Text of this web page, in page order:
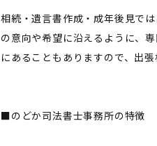
相続・遺言書作成・成年後見で
の意向や希望に沿えるように、
にあることもありますので、出
■のどか司法書士事務所の特徴